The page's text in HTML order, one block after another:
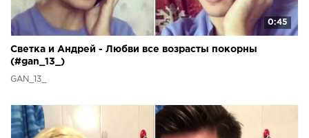
0:45
Светка и Андрей - Любви все возрасты покорны
(#gan_13_)
GAN_13_